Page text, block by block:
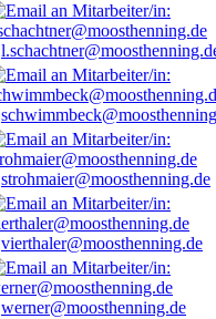
strohmaier@moosthenning.de
vierthaler@moosthenning.de
werner@moosthenning.de